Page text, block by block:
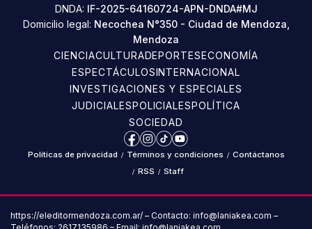
DNDA: IF-2025-64160724-APN-DNDA#MJ
Domicilio legal: Necochea N°350 - Ciudad de Mendoza,
Mendoza
CIENCIACULTURADEPORTESECONOMÍA
ESPECTÁCULOSINTERNACIONAL
INVESTIGACIONES Y ESPECIALES
JUDICIALESPOLICIALESPOLÍTICA
SOCIEDAD
Facebook
Instagram
TikTokYouTube
Políticas de privacidad / Términos y condiciones / Contáctanos
/ RSS / Staff
https://eleditormendoza.com.ar/ – Contacto: info@laniakea.com –